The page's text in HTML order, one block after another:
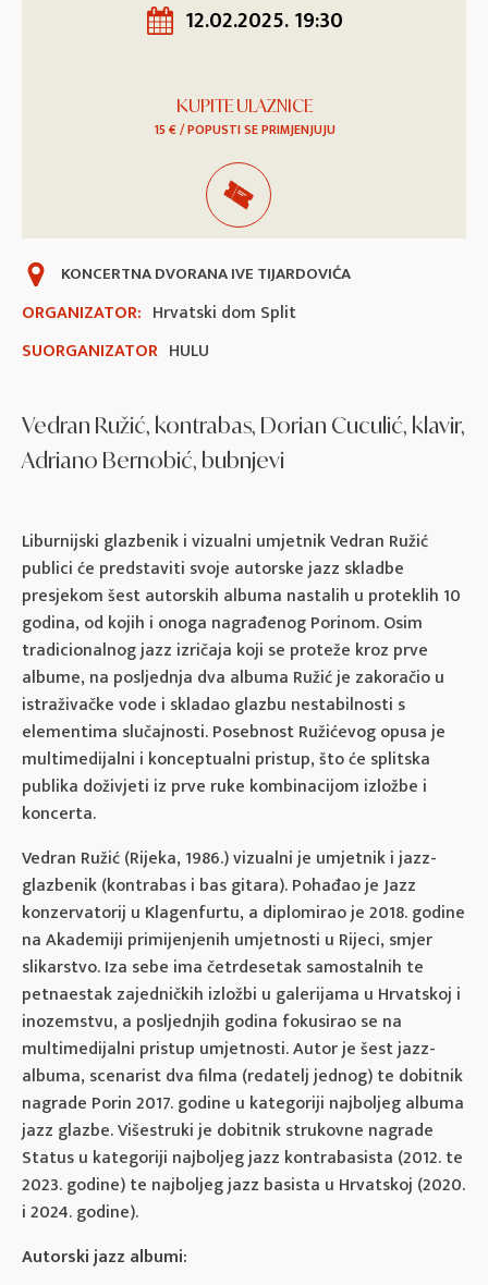
12.02.2025. 19:30
KUPITE ULAZNICE
15 € / POPUSTI SE PRIMJENJUJU
ORGANIZATOR: Hrvatski dom Split
SUORGANIZATOR HULU
KONCERTNA DVORANA IVE TIJARDOVIĆA
Vedran Ružić, kontrabas, Dorian Cuculić, klavir,
Adriano Bernobić, bubnjevi
Liburnijski glazbenik i vizualni umjetnik Vedran Ružić
publici će predstaviti svoje autorske jazz skladbe
presjekom šest autorskih albuma nastalih u proteklih 10
godina, od kojih i onoga nagrađenog Porinom. Osim
tradicionalnog jazz izričaja koji se proteže kroz prve
albume, na posljednja dva albuma Ružić je zakoračio u
istraživačke vode i skladao glazbu nestabilnosti s
elementima slučajnosti. Posebnost Ružićevog opusa je
multimedijalni i konceptualni pristup, što će splitska
publika doživjeti iz prve ruke kombinacijom izložbe i
koncerta.
Vedran Ružić (Rijeka, 1986.) vizualni je umjetnik i jazz-
glazbenik (kontrabas i bas gitara). Pohađao je Jazz
konzervatorij u Klagenfurtu, a diplomirao je 2018. godine
na Akademiji primijenjenih umjetnosti u Rijeci, smjer
slikarstvo. Iza sebe ima četrdesetak samostalnih te
petnaestak zajedničkih izložbi u galerijama u Hrvatskoj i
inozemstvu, a posljednjih godina fokusirao se na
multimedijalni pristup umjetnosti. Autor je šest jazz-
albuma, scenarist dva filma (redatelj jednog) te dobitnik
nagrade Porin 2017. godine u kategoriji najboljeg albuma
jazz glazbe. Višestruki je dobitnik strukovne nagrade
Status u kategoriji najboljeg jazz kontrabasista (2012. te
2023. godine) te najboljeg jazz basista u Hrvatskoj (2020.
i 2024. godine).
Autorski jazz albumi: